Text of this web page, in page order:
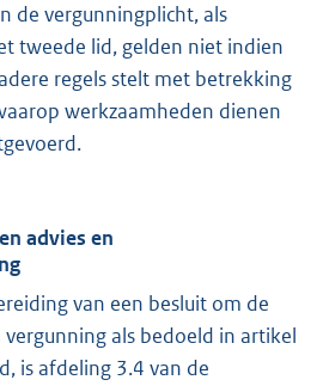
de vergunningplicht, als
tweede lid, gelden niet indien
regels stelt met betrekking
werkzaamheden dienen
advies en
van een besluit om de
als bedoeld in artikel
is afdeling 3.4 van de